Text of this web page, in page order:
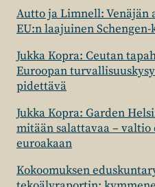
Autto ja Limnell: Venäjän
EU:n laajuinen
Jukka Kopra: Ceutan
Euroopan
pidettävä
Jukka Kopra: Garden
mitään salattavaa – valtio
euroakaan
Kokoomuksen